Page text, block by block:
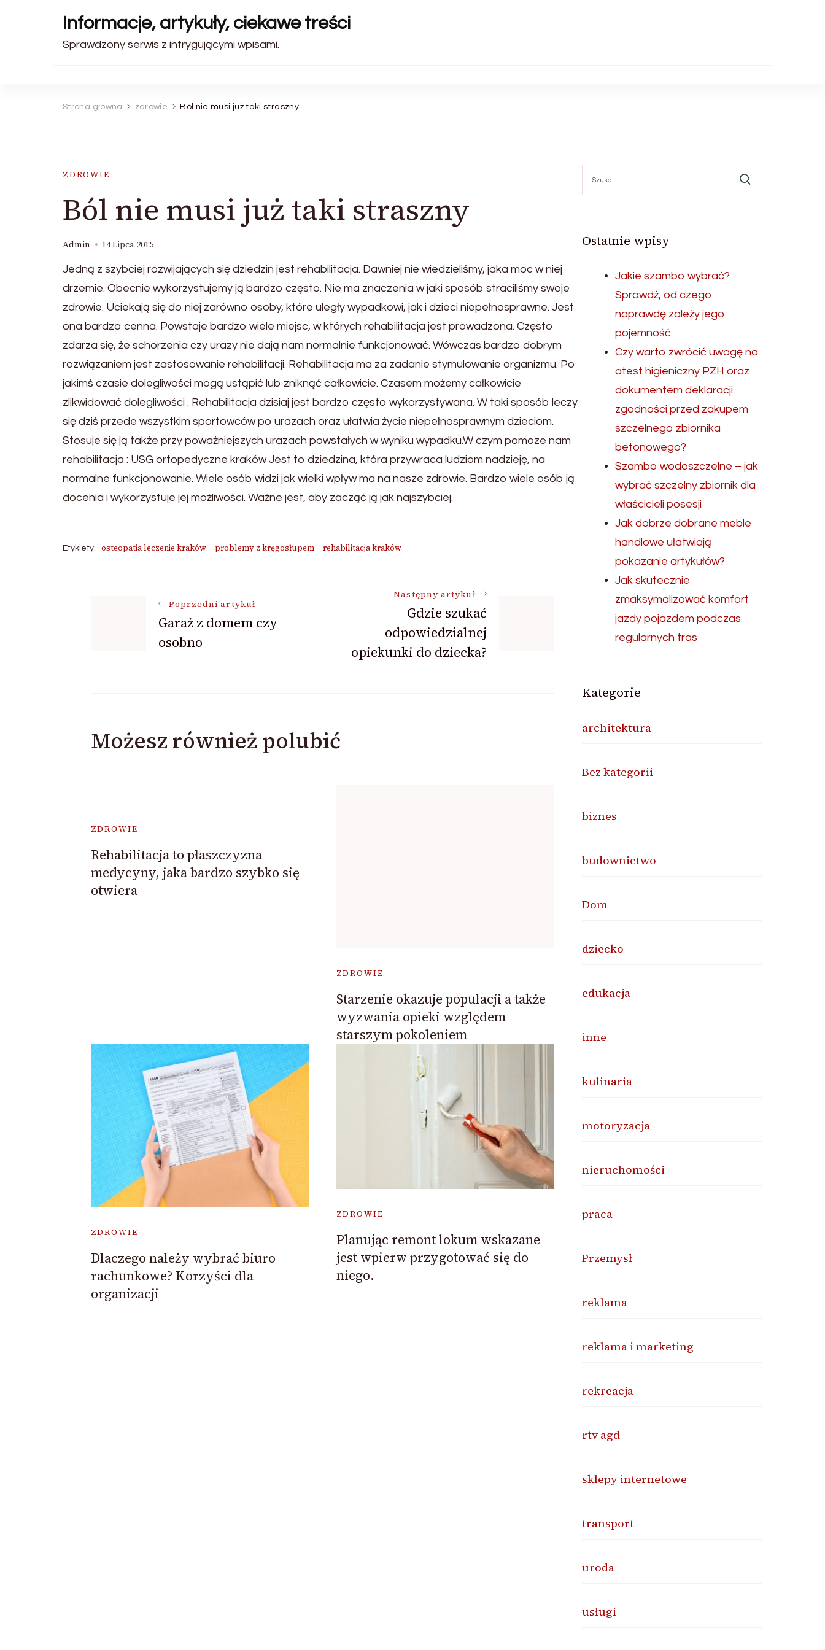
Informacje, artykuły, ciekawe treści
Sprawdzony serwis z intrygującymi wpisami.
Strona główna zdrowie Ból nie musi już taki straszny
ZDROWIE
Ból nie musi już taki straszny
Admin 14 Lipca 2015
Jedną z szybciej rozwijających się dziedzin jest rehabilitacja. Dawniej nie wiedzieliśmy, jaka moc w niej
drzemie. Obecnie wykorzystujemy ją bardzo często. Nie ma znaczenia w jaki sposób straciliśmy swoje
zdrowie. Uciekają się do niej zarówno osoby, które uległy wypadkowi, jak i dzieci niepełnosprawne. Jest
ona bardzo cenna. Powstaje bardzo wiele miejsc, w których rehabilitacja jest prowadzona. Często
zdarza się, że schorzenia czy urazy nie dają nam normalnie funkcjonować. Wówczas bardzo dobrym
rozwiązaniem jest zastosowanie rehabilitacji. Rehabilitacja ma za zadanie stymulowanie organizmu. Po
jakimś czasie dolegliwości mogą ustąpić lub zniknąć całkowicie. Czasem możemy całkowicie
zlikwidować dolegliwości . Rehabilitacja dzisiaj jest bardzo często wykorzystywana. W taki sposób leczy
się dziś przede wszystkim sportowców po urazach oraz ułatwia życie niepełnosprawnym dzieciom.
Stosuje się ją także przy poważniejszych urazach powstałych w wyniku wypadku.W czym pomoze nam
rehabilitacja : USG ortopedyczne kraków Jest to dziedzina, która przywraca ludziom nadzieję, na
normalne funkcjonowanie. Wiele osób widzi jak wielki wpływ ma na nasze zdrowie. Bardzo wiele osób ją
docenia i wykorzystuje jej możliwości. Ważne jest, aby zacząć ją jak najszybciej.
Etykiety: osteopatia leczenie kraków problemy z kręgosłupem rehabilitacja kraków
Nawigacja
wpisu
Poprzedni artykuł
Garaż z domem czy
osobno
Następny artykuł
Gdzie szukać
odpowiedzialnej
opiekunki do dziecka?
Możesz również polubić
ZDROWIE
Rehabilitacja to płaszczyzna
medycyny, jaka bardzo szybko się
otwiera
ZDROWIE
Starzenie okazuje populacji a także
wyzwania opieki względem
starszym pokoleniem
ZDROWIE
Dlaczego należy wybrać biuro
rachunkowe? Korzyści dla
organizacji
ZDROWIE
Planując remont lokum wskazane
jest wpierw przygotować się do
niego.
Ostatnie wpisy
Jakie szambo wybrać?
Sprawdź, od czego
naprawdę zależy jego
pojemność.
Czy warto zwrócić uwagę na
atest higieniczny PZH oraz
dokumentem deklaracji
zgodności przed zakupem
szczelnego zbiornika
betonowego?
Szambo wodoszczelne – jak
wybrać szczelny zbiornik dla
właścicieli posesji
Jak dobrze dobrane meble
handlowe ułatwiają
pokazanie artykułów?
Jak skutecznie
zmaksymalizować komfort
jazdy pojazdem podczas
regularnych tras
Kategorie
architektura
Bez kategorii
biznes
budownictwo
Dom
dziecko
edukacja
inne
kulinaria
motoryzacja
nieruchomości
praca
Przemysł
reklama
reklama i marketing
rekreacja
rtv agd
sklepy internetowe
transport
uroda
usługi